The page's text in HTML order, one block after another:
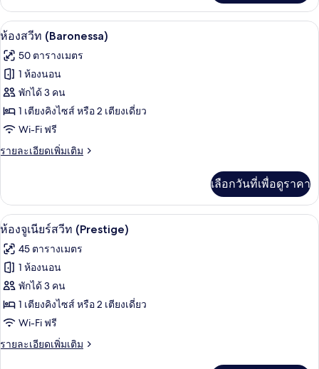
เกี่ยว
กับ
ห้อง
ท
(La
Vita)
เปิด
ภาพถ่าย
ทั้งหมด
ของ
ห้อง
สวีท
(Baronessa)
ห้องสวีท (Baronessa) | เครื่องนอนป้
26
ห้องสวีท (Baronessa)
50 ตารางเมตร
1 ห้องนอน
พักได้ 3 คน
1 เตียงคิงไซส์ หรือ 2 เตียงเดี่ยว
Wi-Fi ฟรี
รายละเอียดเพิ่มเติม
ราย
เกี่ยว
กับ
ห้อง
ท
(Baronessa)
เลือกวันที่เพื่อดูราคา
เปิด
ภาพถ่าย
ทั้งหมด
ของ
ห้อง
จู
เนียร์
ห้องจูเนียร์สวีท (Prestige) | เครื่องน
8
ห้องจูเนียร์สวีท (Prestige)
45 ตารางเมตร
1 ห้องนอน
พักได้ 3 คน
1 เตียงคิงไซส์ หรือ 2 เตียงเดี่ยว
Wi-Fi ฟรี
รายละเอียดเพิ่มเติม
ราย